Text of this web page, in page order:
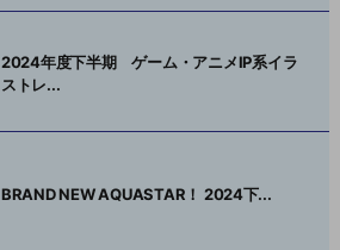
2024年度下半期 ゲーム・アニメIP系イラ
ストレ...
BRAND NEW AQUASTAR！ 2024下...